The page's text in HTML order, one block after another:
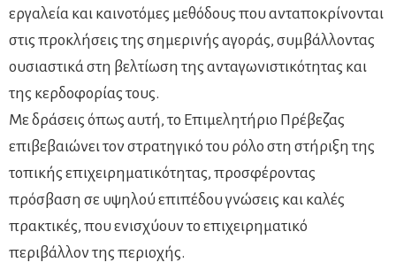
εργαλεία και καινοτόμες μεθόδους που ανταποκρίνονται
στις προκλήσεις της σημερινής αγοράς, συμβάλλοντας
ουσιαστικά στη βελτίωση της ανταγωνιστικότητας και
της κερδοφορίας τους.
Με δράσεις όπως αυτή, το Επιμελητήριο Πρέβεζας
επιβεβαιώνει τον στρατηγικό του ρόλο στη στήριξη της
τοπικής επιχειρηματικότητας, προσφέροντας
πρόσβαση σε υψηλού επιπέδου γνώσεις και καλές
πρακτικές, που ενισχύουν το επιχειρηματικό
περιβάλλον της περιοχής.